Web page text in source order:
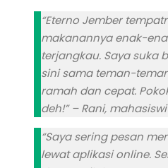
“Eterno Jember
makanannya enak-
terjangkau. Saya suka
sini sama teman-
ramah dan cepat.
deh!” – Rani, mahasiswi
“Saya sering pesan
lewat aplikasi online.